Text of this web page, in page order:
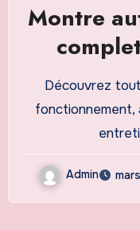
Montre
Découvrez
fonctionnement,
Admin